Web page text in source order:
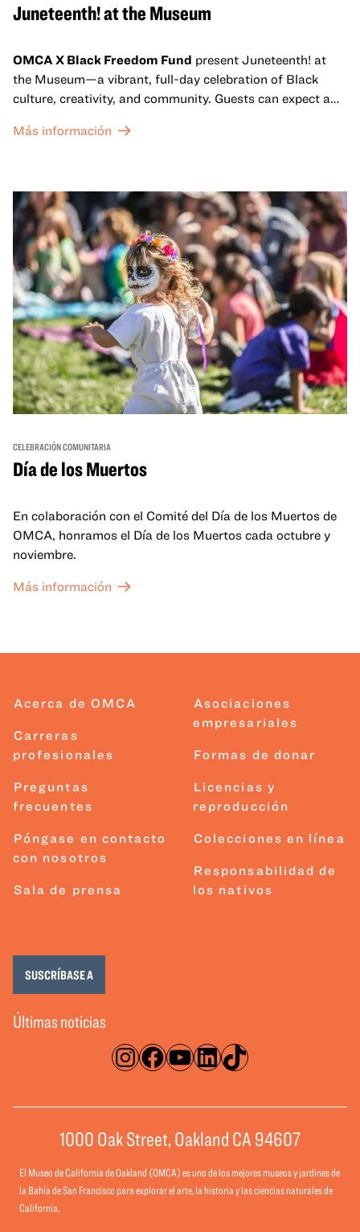
Juneteenth! at the Museum
OMCA X Black Freedom Fund present Juneteenth! at
the Museum—a vibrant, full-day celebration of Black
culture, creativity, and community. Guests can expect a
sets from boundary-pushing artists, delicious offerings
move, make, and connect in celebration of Black culture.
Más información
CELEBRACIÓN COMUNITARIA
Día de los Muertos
En colaboración con el Comité del Día de los Muertos de
OMCA, honramos el Día de los Muertos cada octubre y
noviembre.
Más información
Acerca de OMCA
Carreras
profesionales
Preguntas
frecuentes
Póngase en contacto
con nosotros
Sala de prensa
Asociaciones
empresariales
Formas de donar
Licencias y
reproducción
Colecciones en línea
Responsabilidad de
los nativos
Instagram
Facebook
YouTube
LinkedIn
TikTok
Últimas noticias
SUSCRÍBASE A
1000 Oak Street, Oakland CA 94607
El Museo de California de Oakland (OMCA) es uno de los mejores museos y jardines de
la Bahía de San Francisco para explorar el arte, la historia y las ciencias naturales de
California.